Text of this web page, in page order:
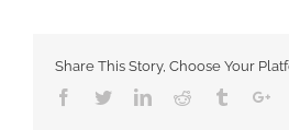
Share This Story, Choose Your
Facebook
TwitterLinkedinReddit Tumblr